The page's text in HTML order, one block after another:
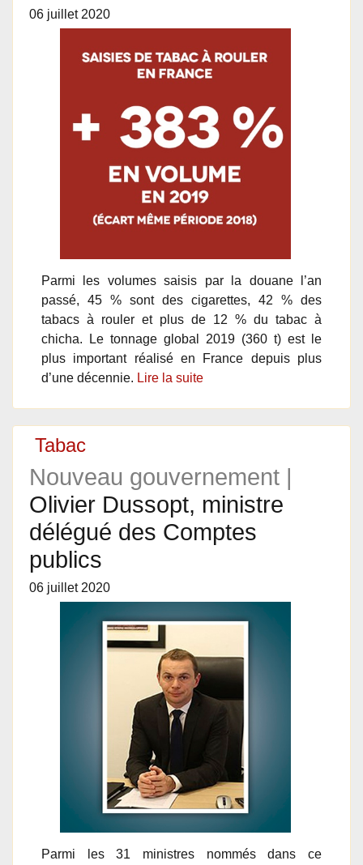
06 juillet 2020
Parmi les volumes saisis par la douane l’an
passé, 45 % sont des cigarettes, 42 % des
tabacs à rouler et plus de 12 % du tabac à
chicha. Le tonnage global 2019 (360 t) est le
plus important réalisé en France depuis plus
d’une décennie. Lire la suite
Tabac
Nouveau gouvernement |
Olivier Dussopt, ministre
délégué des Comptes
publics
06 juillet 2020
Parmi les 31 ministres nommés dans ce